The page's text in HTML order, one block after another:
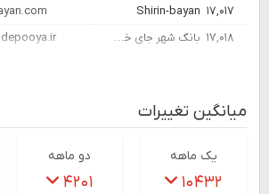
۱۷,۰۱۷ Shirin-bayan
۱۷,۰۱۸
بانک شهر جای خود را در خانواده مدیریت شهری تعریف کرده است - سایت خبری اقتصاد پویا
میانگین تغییرات
یک ماهه
۱۰۴۳۲
دو ماهه
۴۲۰۱